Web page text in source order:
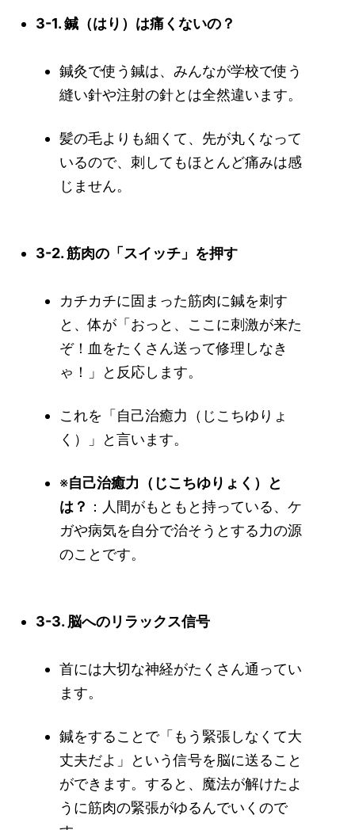
3-1. 鍼（はり）は痛くないの？
鍼灸で使う鍼は、みんなが学校で使う
縫い針や注射の針とは全然違います。
髪の毛よりも細くて、先が丸くなって
いるので、刺してもほとんど痛みは感
じません。
3-2. 筋肉の「スイッチ」を押す
カチカチに固まった筋肉に鍼を刺す
と、体が「おっと、ここに刺激が来た
ぞ！血をたくさん送って修理しなき
ゃ！」と反応します。
これを「自己治癒力（じこちゆりょ
く）」と言います。
※自己治癒力（じこちゆりょく）と
は？ ：人間がもともと持っている、ケ
ガや病気を自分で治そうとする力の源
のことです。
3-3. 脳へのリラックス信号
首には大切な神経がたくさん通ってい
ます。
鍼をすることで「もう緊張しなくて大
丈夫だよ」という信号を脳に送ること
ができます。すると、魔法が解けたよ
うに筋肉の緊張がゆるんでいくので